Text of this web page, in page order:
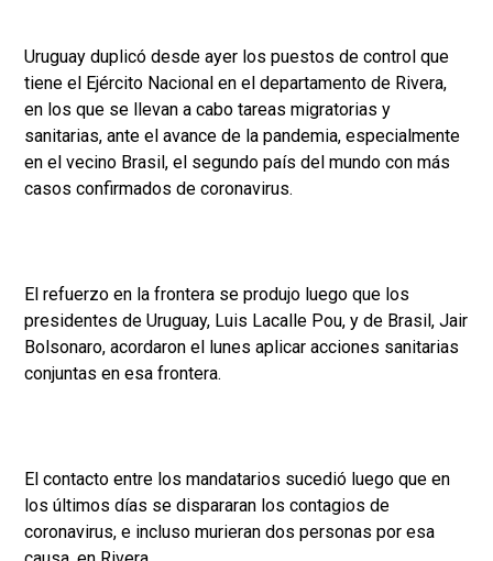
Uruguay duplicó desde ayer los puestos de control que
tiene el Ejército Nacional en el departamento de Rivera,
en los que se llevan a cabo tareas migratorias y
sanitarias, ante el avance de la pandemia, especialmente
en el vecino Brasil, el segundo país del mundo con más
casos confirmados de coronavirus.
El refuerzo en la frontera se produjo luego que los
presidentes de Uruguay, Luis Lacalle Pou, y de Brasil, Jair
Bolsonaro, acordaron el lunes aplicar acciones sanitarias
conjuntas en esa frontera.
El contacto entre los mandatarios sucedió luego que en
los últimos días se dispararan los contagios de
coronavirus, e incluso murieran dos personas por esa